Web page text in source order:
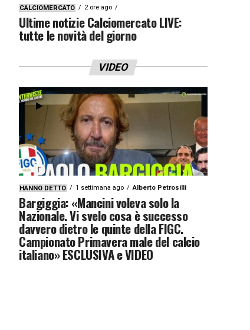
CALCIOMERCATO 2 ore ago
Ultime notizie Calciomercato LIVE:
tutte le novità del giorno
VIDEO
HANNO DETTO 1 settimana ago Alberto Petrosilli
Bargiggia: «Mancini voleva solo la
Nazionale. Vi svelo cosa è successo
davvero dietro le quinte della FIGC.
Campionato Primavera male del calcio
italiano» ESCLUSIVA e VIDEO